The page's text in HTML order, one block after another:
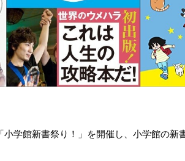
小学館新書祭り！」を開催し、小学館の新